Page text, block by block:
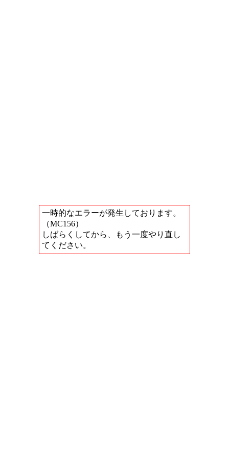
一時的なエラーが発生しております。
（MC156）
しばらくしてから、もう一度やり直し
てください。